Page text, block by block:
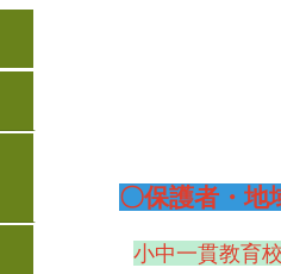
〇保護者・地
小中一貫教育